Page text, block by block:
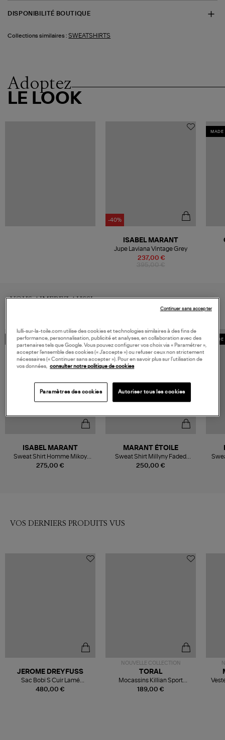
DISPONIBILITÉ BOUTIQUE
Collections similaires : SWEATSHIRTS
Adoptez
LE LOOK
-40%
237,00 €
ISABEL MARANT
Jupe Laviana Vintage Grey
MADE
VOUS AIMEREZ AUSSI
MADE IN EUROPE
275,00 €
ISABEL MARANT
Sweat Shirt Homme Mikoy
Faded Black
MADE IN EUROPE
250,00 €
MARANT ÉTOILE
Sweat Shirt Millyny Faded
Black
VOS DERNIERS PRODUITS VUS
480,00 €
JEROME DREYFUSS
Sac Bobi S Cuir Lamé
Champagne
NOUVELLE COLLECTION
189,00 €
TORAL
Mocassins Killian Sport
Mousse
lulli-sur-la-toile.com utilise des cookies et technologies similaires à des fins de
performance, personnalisation, publicité et analyses, en collaboration avec des
partenaires tels que Google. Vous pouvez configurer vos choix via « Paramétrer »,
accepter l’ensemble des cookies (« J’accepte ») ou refuser ceux non strictement
nécessaires (« Continuer sans accepter »). Pour en savoir plus sur l’utilisation de
vos données, consulter notre politique de cookies
Paramètres des cookies Autoriser tous les cookies
Continuer sans accepter